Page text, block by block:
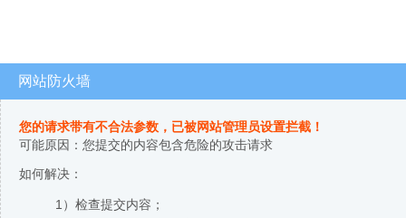
网站防火墙
您的请求带有不合法参数，已被网站管理员设置拦截！
可能原因：您提交的内容包含危险的攻击请求
如何解决：
1）检查提交内容；